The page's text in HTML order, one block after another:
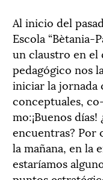
Al inicio del
Escola “Bètania-
un claustro en
pedagógico nos
iniciar la jornada
conceptuales,
mo:¡Buenos
encuentras? Por
la mañana, en la
estaríamos